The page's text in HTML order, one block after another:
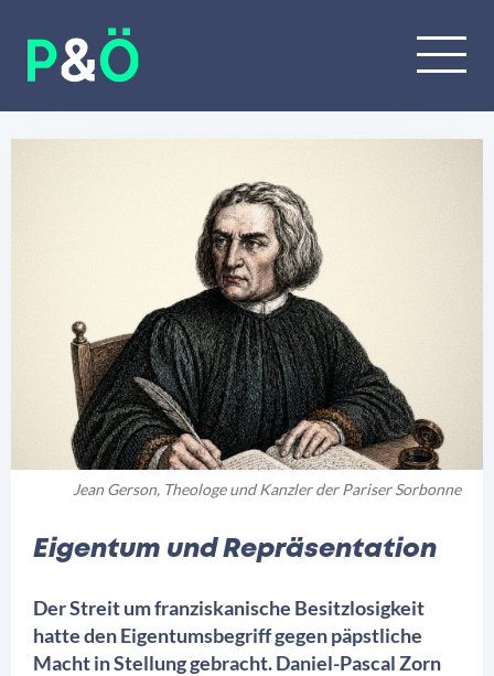
Jean Gerson, Theologe und Kanzler der Pariser Sorbonne
Eigentum und Repräsentation
Der Streit um franziskanische Besitzlosigkeit
hatte den Eigentumsbegriff gegen päpstliche
Macht in Stellung gebracht. Daniel-Pascal Zorn